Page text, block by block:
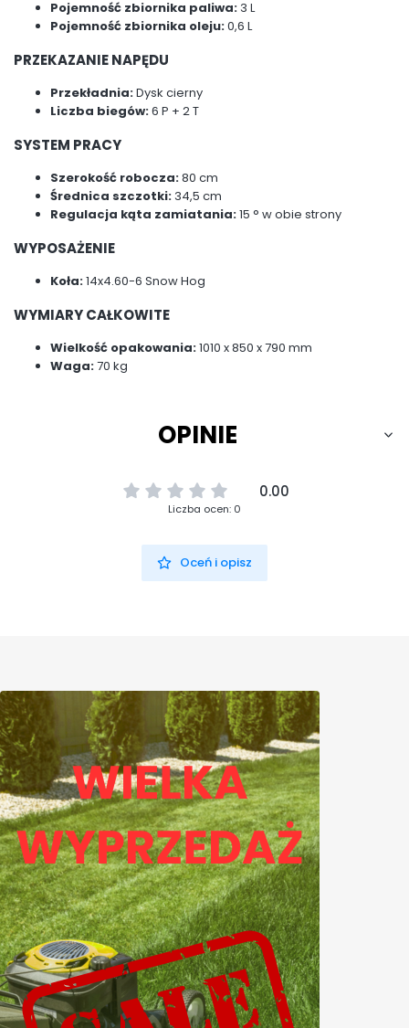
Pojemność zbiornika paliwa: 3 L
Pojemność zbiornika oleju:0,6 L
PRZEKAZANIE NAPĘDU
Przekładnia:Dysk cierny
Liczba biegów:6 P + 2 T
SYSTEM PRACY
Szerokość robocza:80 cm
Średnica szczotki: 34,5 cm
Regulacja kąta zamiatania:15 ° w obie strony
WYPOSAŻENIE
Koła:14x4.60-6 Snow Hog
WYMIARY CAŁKOWITE
Wielkość opakowania:1010 x 850 x 790 mm
Waga:70 kg
OPINIE
0.00
Liczba ocen: 0
Oceń i opisz